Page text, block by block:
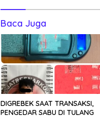
Baca Juga
DIGREBEK SAAT TRANSAKSI,
PENGEDAR SABU DI TULANG